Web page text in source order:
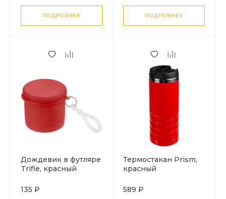
ПОДРОБНЕЕ ПОДРОБНЕЕ
Дождевик в футляре
Trifle, красный
135 ₽
Термостакан Prism,
красный
589 ₽